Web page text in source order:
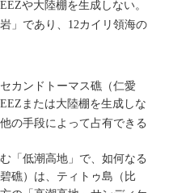
EEZや大陸棚を生成しない。
」であり、 12カイリ領海の
カンドトーマス礁（仁愛
EEZ または大陸棚を生成しな
の手段によって占有できる
「低潮高地」で、如何なる
礁）は、ティトゥ島（比